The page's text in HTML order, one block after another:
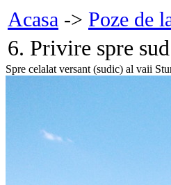
Acasa -> Poze de
6. Privire spre sud
Spre celalat versant (sudic) al vaii